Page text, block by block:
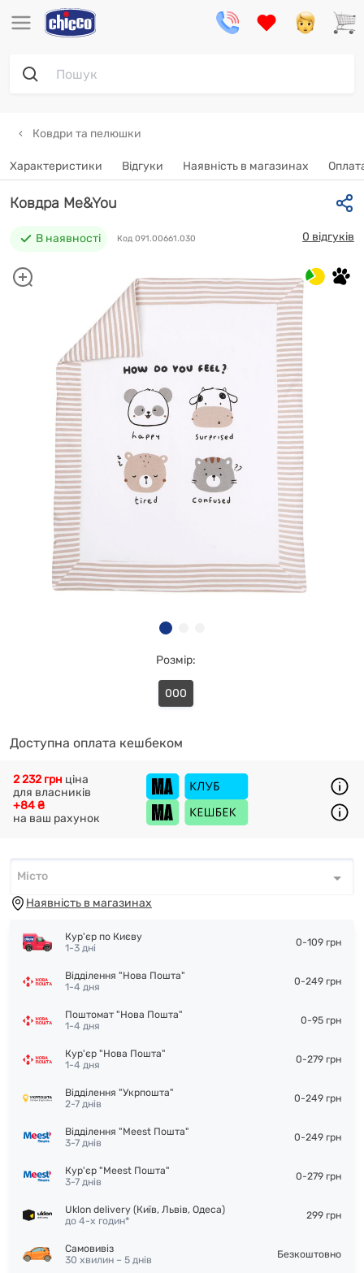
Ковдри та пелюшки
Характеристики Відгуки Наявність в магазинах
Ковдра Me&You
В наявності Код 091.00661.030 0 відгуків
Розмір:
000
Доступна оплата кешбеком
+84 ₴
на ваш рахунок
2 232 грн ціна
для власників
Місто*
Місто
Наявність в магазинах
Кур'єр по Києву
1-3 дні
0-109 грн
Відділення "Нова Пошта"
1-4 дня
0-249 грн
Поштомат "Нова Пошта"
1-4 дня
0-95 грн
Кур'єр "Нова Пошта"
1-4 дня
0-279 грн
Відділення "Укрпошта"
2-7 днів
0-249 грн
Відділення "Meest Пошта"
3-7 днів
0-249 грн
Кур'єр "Meest Пошта"
3-7 днів
0-279 грн
Uklon delivery (Київ, Львів, Одеса)
до 4-х годин*
299 грн
Самовивіз
30 хвилин – 5 днів
Безкоштовно